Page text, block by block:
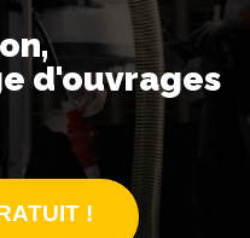
d'ouvrages
!